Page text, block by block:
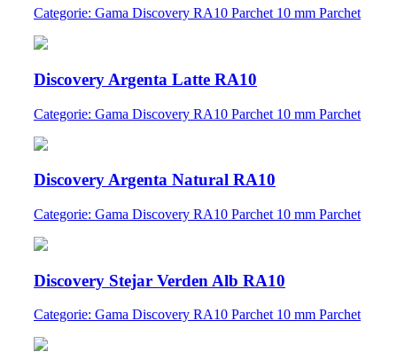
Categorie: Gama Discovery RA10 Parchet 10 mm Parchet
Discovery Argenta Latte RA10
Categorie: Gama Discovery RA10 Parchet 10 mm Parchet
Discovery Argenta Natural RA10
Categorie: Gama Discovery RA10 Parchet 10 mm Parchet
Discovery Stejar Verden Alb RA10
Categorie: Gama Discovery RA10 Parchet 10 mm Parchet